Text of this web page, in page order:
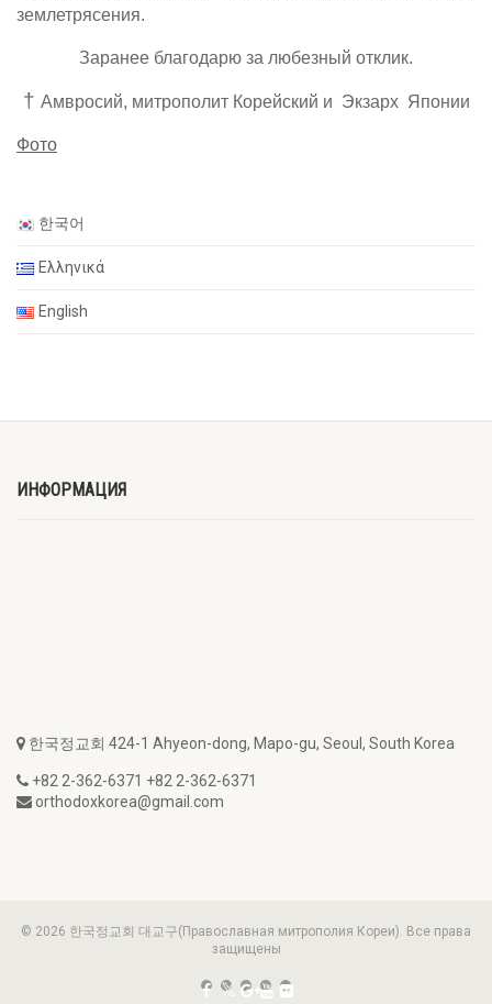
землетрясения.
Заранее благодарю за любезный отклик.
† Амвросий, митрополит Корейский и Экзарх Японии
Фото
한국어
Ελληνικά
English
ИНФОРМАЦИЯ
한국정교회 424-1 Ahyeon-dong, Mapo-gu, Seoul, South Korea
+82 2-362-6371 +82 2-362-6371
orthodoxkorea@gmail.com
© 2026 한국정교회 대교구(Православная митрополия Кореи). Все права
защищены